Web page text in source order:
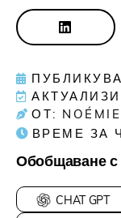
ОТ:
ВРЕМЕ ЗА
Обобщаване с
CHAT GPT